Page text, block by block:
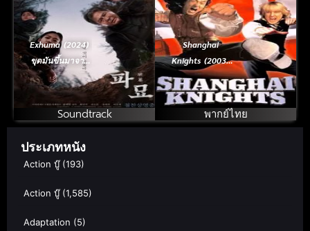
Exhuma (2024)
ขุดมันขึ้นมาจาก
หลุม
Soundtrack
Shanghai
Knights (2003)
คู่ใหญ่ ฟัดทลาย
โลก
พากย์ไทย
ประเภทหนัง
Action บู๊(193)
Action บู๊(1,585)
Adaptation (5)